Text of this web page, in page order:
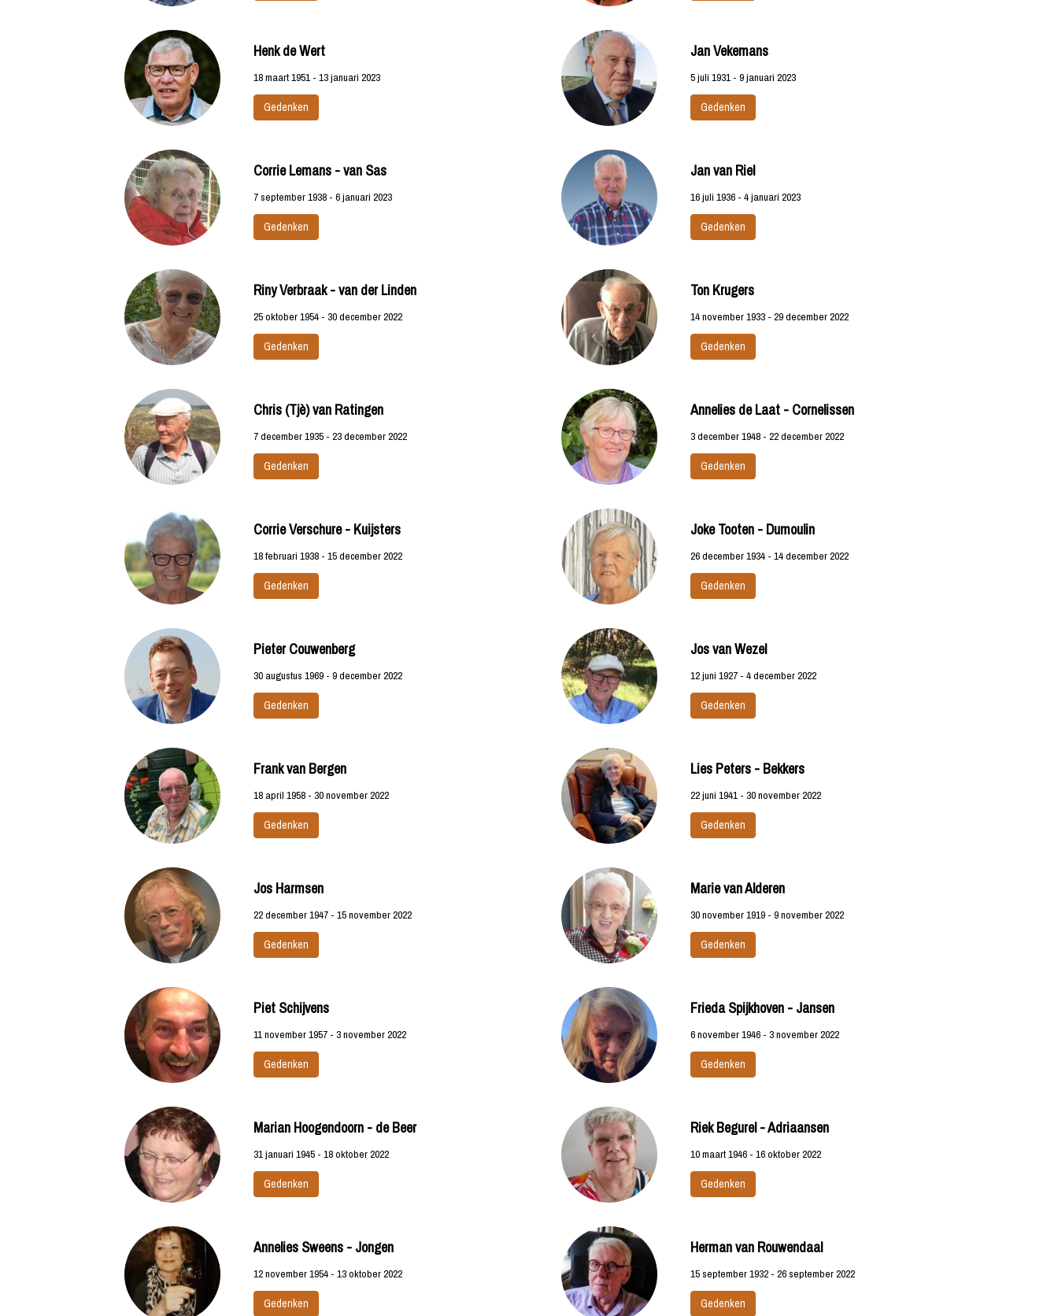
Henk de Wert
18 maart 1951 - 13 januari 2023
Gedenken
Jan Vekemans
5 juli 1931 - 9 januari 2023
Gedenken
Corrie Lemans - van Sas
7 september 1938 - 6 januari 2023
Gedenken
Jan van Riel
16 juli 1936 - 4 januari 2023
Gedenken
Riny Verbraak - van der Linden
25 oktober 1954 - 30 december 2022
Gedenken
Ton Krugers
14 november 1933 - 29 december 2022
Gedenken
Chris (Tjè) van Ratingen
7 december 1935 - 23 december 2022
Gedenken
Annelies de Laat - Cornelissen
3 december 1948 - 22 december 2022
Gedenken
Corrie Verschure - Kuijsters
18 februari 1938 - 15 december 2022
Gedenken
Joke Tooten - Dumoulin
26 december 1934 - 14 december 2022
Gedenken
Pieter Couwenberg
30 augustus 1969 - 9 december 2022
Gedenken
Jos van Wezel
12 juni 1927 - 4 december 2022
Gedenken
Frank van Bergen
18 april 1958 - 30 november 2022
Gedenken
Lies Peters - Bekkers
22 juni 1941 - 30 november 2022
Gedenken
Jos Harmsen
22 december 1947 - 15 november 2022
Gedenken
Marie van Alderen
30 november 1919 - 9 november 2022
Gedenken
Piet Schijvens
11 november 1957 - 3 november 2022
Gedenken
Frieda Spijkhoven - Jansen
6 november 1946 - 3 november 2022
Gedenken
Marian Hoogendoorn - de Beer
31 januari 1945 - 18 oktober 2022
Gedenken
Riek Begurel - Adriaansen
10 maart 1946 - 16 oktober 2022
Gedenken
Annelies Sweens - Jongen
12 november 1954 - 13 oktober 2022
Gedenken
Herman van Rouwendaal
15 september 1932 - 26 september 2022
Gedenken